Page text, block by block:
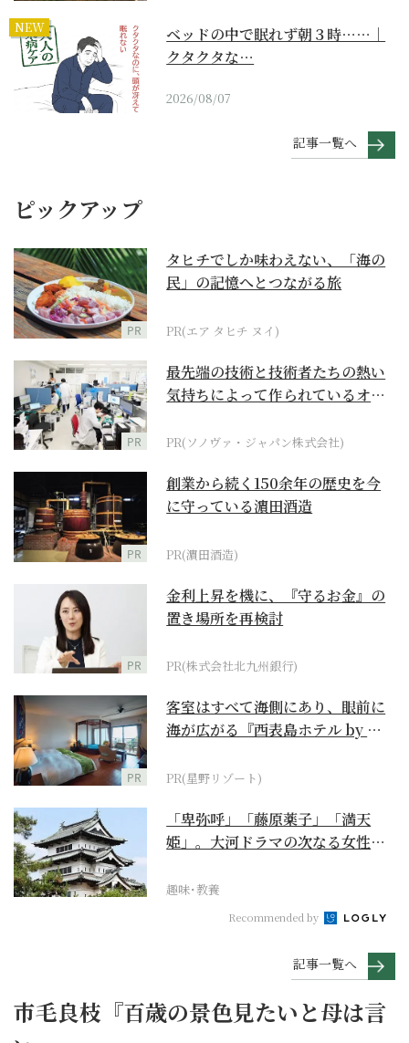
NEW
ベッドの中で眠れず朝３時……｜
クタクタな…
2026/08/07
記事一覧へ
ピックアップ
PR
タヒチでしか味わえない、「海の
民」の記憶へとつながる旅
PR(エア タヒチ ヌイ)
PR
最先端の技術と技術者たちの熱い
気持ちによって作られているオー
PR(ソノヴァ・ジャパン株式会社)
PR
創業から続く150余年の歴史を今
に守っている濵田酒造
PR(濵田酒造)
PR
金利上昇を機に、『守るお金』の
置き場所を再検討
PR(株式会社北九州銀行)
PR
客室はすべて海側にあり、眼前に
海が広がる『西表島ホテル by 星
PR(星野リゾート)
「卑弥呼」「藤原薬子」「満天
姫」。大河ドラマの次なる女性主
趣味･教養
Recommended by
記事一覧へ
市毛良枝『百歳の景色見たいと母は言